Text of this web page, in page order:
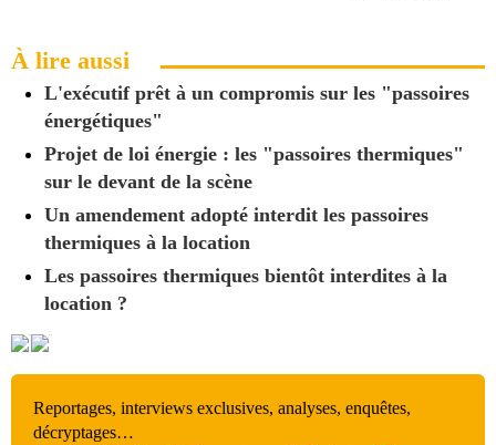
À lire aussi
L'exécutif prêt à un compromis sur les "passoires
énergétiques"
Projet de loi énergie : les "passoires thermiques"
sur le devant de la scène
Un amendement adopté interdit les passoires
thermiques à la location
Les passoires thermiques bientôt interdites à la
location ?
Reportages, interviews exclusives, analyses, enquêtes,
décryptages…